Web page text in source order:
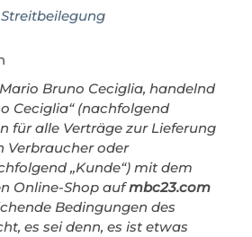
Mario Bruno Ceciglia, handelnd
Ceciglia“ (nachfolgend
für alle Verträge zur Lieferung
Verbraucher oder
„Kunde“) mit dem
Online-Shop aufmbc23.com
Bedingungen des
es sei denn, es ist etwas